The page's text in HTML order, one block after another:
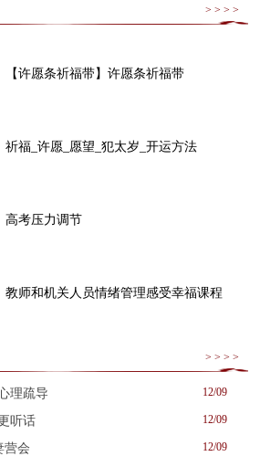
> > > >
【许愿条祈福带】许愿条祈福带
祈福_许愿_愿望_犯太岁_开运方法
高考压力调节
教师和机关人员情绪管理感受幸福课程
> > > >
理疏导 12/09
听话 12/09
营会 12/09